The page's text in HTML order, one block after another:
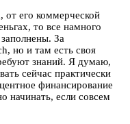
от его коммерческой
то все намного
За
но и там есть своя
знаний. Я думаю,
сейчас практически
финансирование
начинать, если совсем